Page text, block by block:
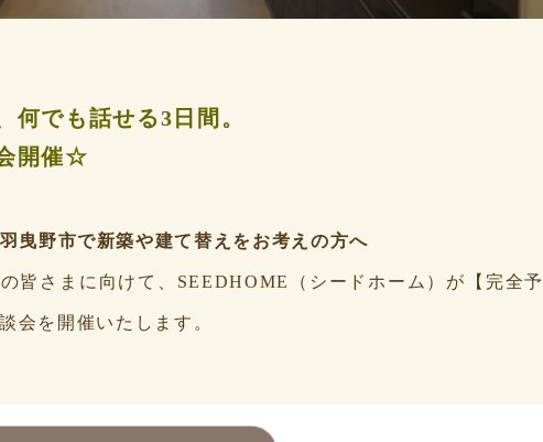
何でも話せる3日間。
開催☆
曳野市で新築や建て替えをお考えの方へ
皆さまに向けて、SEEDHOME（シードホーム）が【完全予
会を開催いたします。